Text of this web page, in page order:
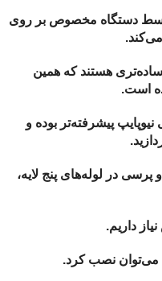
دستگاه مخصوص بر روی
هستند که همین
است.
نیوپایپ پیشرفته‌تر بوده و
در لوله‌های پنج لایه،
داریم.
می‌توان نصب کرد.